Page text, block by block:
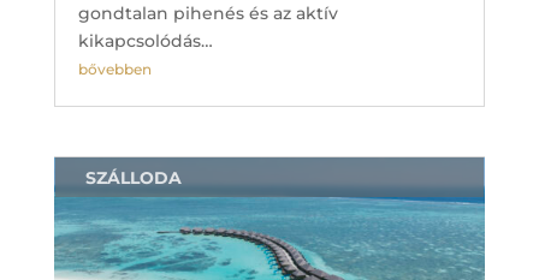
gondtalan pihenés és az aktív
kikapcsolódás…
bővebben
SZÁLLODA